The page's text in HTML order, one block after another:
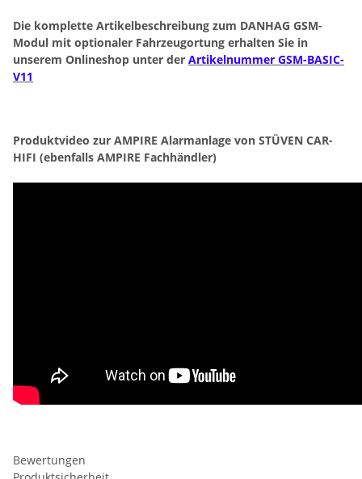
Die komplette Artikelbeschreibung zum DANHAG GSM-
Modul mit optionaler Fahrzeugortung erhalten Sie in
unserem Onlineshop unter der Artikelnummer GSM-BASIC-
V11
Produktvideo zur AMPIRE Alarmanlage von STÜVEN CAR-
HIFI (ebenfalls AMPIRE Fachhändler)
Bewertungen